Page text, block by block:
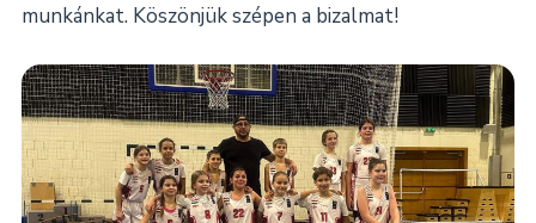
munkánkat. Köszönjük szépen a bizalmat!